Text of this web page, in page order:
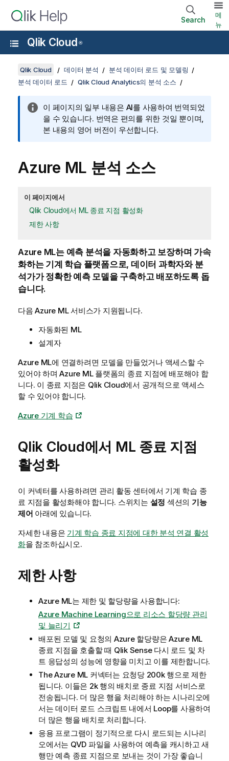
Search
메
뉴
Qlik Cloud ®
Qlik Cloud 데이터 분석
분석 데이터 로드 및 모델링
분석 데이터 로드
Qlik Cloud Analytics의 분석 소스
이 페이지의 일부 내용은 AI를 사용하여 번역되었
을 수 있습니다. 번역은 편의를 위한 것일 뿐이며,
본 내용의 영어 버전이 우선합니다.
Azure ML 분석 소스
이 페이지에서
Qlik Cloud에서 ML 종료 지점 활성화
제한 사항
Azure ML는 예측 분석을 자동화하고 보장하며 가속
화하는 기계 학습 플랫폼으로, 데이터 과학자와 분
석가가 정확한 예측 모델을 구축하고 배포하도록 돕
습니다.
다음Azure ML서비스가 지원됩니다.
자동화된 ML
설계자
Azure ML에 연결하려면 모델을 만들었거나 액세스할 수
있어야 하며Azure ML플랫폼의 종료 지점에 배포해야 합
니다. 이 종료 지점은 Qlik Cloud에서 공개적으로 액세스
할 수 있어야 합니다.
Azure 기계 학습
Qlik Cloud에서 ML 종료 지점
활성화
이 커넥터를 사용하려면 관리 활동 센터에서 기계 학습 종
료 지점을 활성화해야 합니다. 스위치는 설정 섹션의 기능
제어 아래에 있습니다.
자세한 내용은 기계 학습 종료 지점에 대한 분석 연결 활성
화을 참조하십시오.
제한 사항
Azure ML는 제한 및 할당량을 사용합니다:
Azure Machine Learning으로 리소스 할당량 관리
및 늘리기
배포된 모델 및 요청의 Azure할당량은 Azure ML
종료 지점을 호출할 때 Qlik Sense다시 로드 및 차
트 응답성의 성능에 영향을 미치고 이를 제한합니다.
TheAzure ML 커넥터는 요청당 200k 행으로 제한
됩니다. 이들은 2k 행의 배치로 종료 지점 서비스로
전송됩니다. 더 많은 행을 처리해야 하는 시나리오에
서는 데이터 로드 스크립트 내에서 Loop를 사용하여
더 많은 행을 배치로 처리합니다.
응용 프로그램이 정기적으로 다시 로드되는 시나리
오에서는 QVD 파일을 사용하여 예측을 캐시하고 새
행만 예측 종료 지점으로 보내는 것이 가장 좋습니